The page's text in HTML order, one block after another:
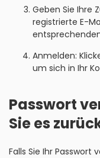
Geben Sie Ihre
registrierte E-
Anmelden:
um sich in Ihr
Passwort
Sie es
Falls Sie Ihr